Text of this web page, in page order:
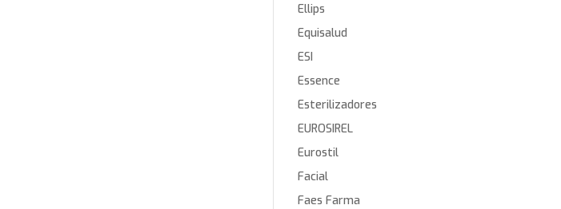
Ellips
Equisalud
ESI
Essence
Esterilizadores
EUROSIREL
Eurostil
Facial
Faes Farma